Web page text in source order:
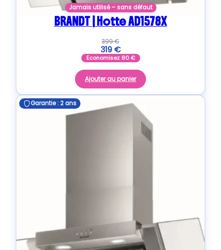
Jamais utilisé – sans défaut
BRANDT | Hotte AD1578X
399€
319 €
Economisez 80€
Ajouter au panier
Garantie : 2 ans